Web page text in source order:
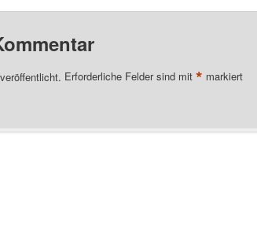
Erforderliche Felder sind mit * markiert